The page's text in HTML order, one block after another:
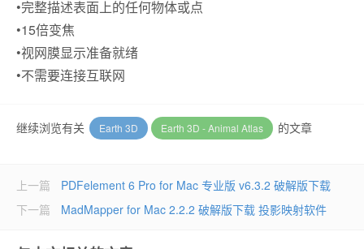
•完整描述表面上的任何物体或点
•15倍变焦
•视网膜显示准备就绪
•不需要连接互联网
继续浏览有关 Earth 3D Earth 3D - Animal Atlas 的文章
上一篇
PDFelement 6 Pro for Mac 专业版 v6.3.2 破解版下载
MadMapper for Mac 2.2.2 破解版下载 投影映射软件
下一篇